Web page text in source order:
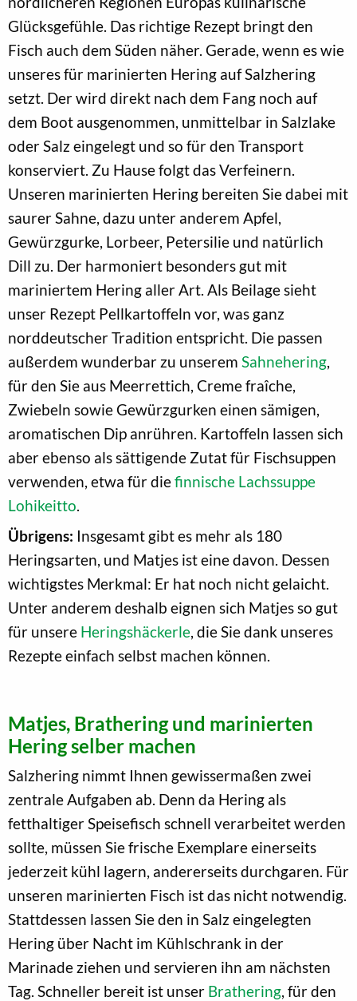
Glücksgefühle. Das richtige Rezept bringt den
Fisch auch dem Süden näher. Gerade, wenn es wie
unseres für marinierten Hering auf Salzhering
setzt. Der wird direkt nach dem Fang noch auf
dem Boot ausgenommen, unmittelbar in Salzlake
oder Salz eingelegt und so für den Transport
konserviert. Zu Hause folgt das Verfeinern.
Unseren marinierten Hering bereiten Sie dabei mit
saurer Sahne, dazu unter anderem Apfel,
Gewürzgurke, Lorbeer, Petersilie und natürlich
Dill zu. Der harmoniert besonders gut mit
mariniertem Hering aller Art. Als Beilage sieht
unser Rezept Pellkartoffeln vor, was ganz
norddeutscher Tradition entspricht. Die passen
außerdem wunderbar zu unserem Sahnehering,
für den Sie aus Meerrettich, Creme fraîche,
Zwiebeln sowie Gewürzgurken einen sämigen,
aromatischen Dip anrühren. Kartoffeln lassen sich
aber ebenso als sättigende Zutat für Fischsuppen
verwenden, etwa für diefinnische Lachssuppe
Lohikeitto.
Übrigens: Insgesamt gibt es mehr als 180
Heringsarten, und Matjes ist eine davon. Dessen
wichtigstes Merkmal: Er hat noch nicht gelaicht.
Unter anderem deshalb eignen sich Matjes so gut
für unsere Heringshäckerle, die Sie dank unseres
Rezepte einfach selbst machen können.
Matjes, Brathering und marinierten
Hering selber machen
Salzhering nimmt Ihnen gewissermaßen zwei
zentrale Aufgaben ab. Denn da Hering als
fetthaltiger Speisefisch schnell verarbeitet werden
sollte, müssen Sie frische Exemplare einerseits
jederzeit kühl lagern, andererseits durchgaren. Für
unseren marinierten Fisch ist das nicht notwendig.
Stattdessen lassen Sie den in Salz eingelegten
Hering über Nacht im Kühlschrank in der
Marinade ziehen und servieren ihn am nächsten
Tag. Schneller bereit ist unser Brathering, für den